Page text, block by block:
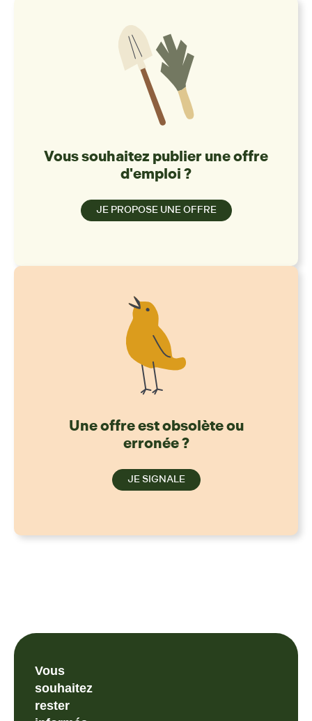
Vous souhaitez publier une offre
d'emploi ?
JE PROPOSE UNE OFFRE
Une offre est obsolète ou
erronée ?
JE SIGNALE
Vous
souhaitez
rester